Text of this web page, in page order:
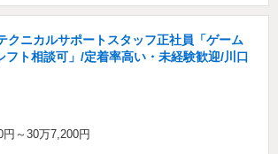
クニカルサポートスタッフ正社員「ゲーム
フト相談可」/定着率高い・未経験歓迎/川口
円～30万7,200円